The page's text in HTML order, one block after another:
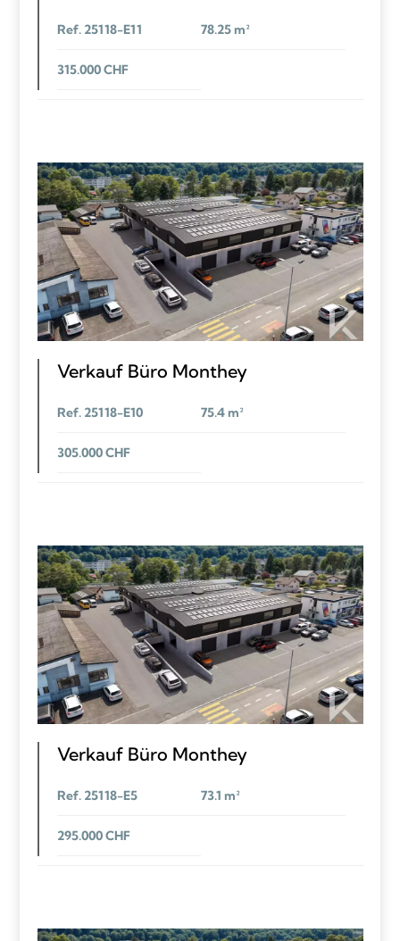
Ref. 25118-E11 78.25 m²
315.000 CHF
Verkauf Büro Monthey
Ref. 25118-E10 75.4 m²
305.000 CHF
Verkauf Büro Monthey
Ref. 25118-E5 73.1 m²
295.000 CHF